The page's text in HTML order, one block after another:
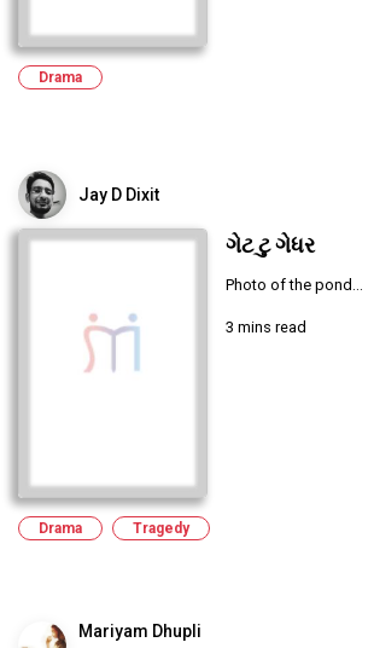
Drama
Jay D Dixit
ગેટ ટુ ગેધર
Photo of the pond...
3 mins read
Drama Tragedy
Mariyam Dhupli